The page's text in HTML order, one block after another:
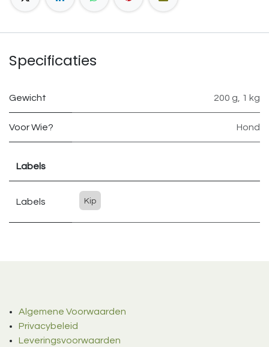
Specificaties
Gewicht 200 g 1 kg
Voor Wie? Hond
Labels
Labels Kip
Algemene Voorwaarden
Privacybeleid
Leveringsvoorwaarden